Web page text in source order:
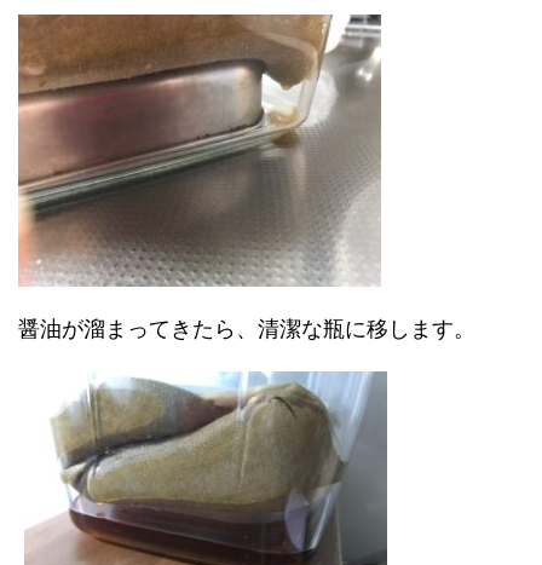
醤油が溜まってきたら、清潔な瓶に移します。